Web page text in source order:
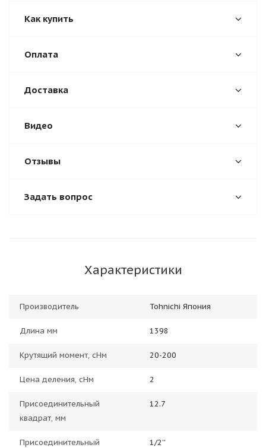
Как купить
Оплата
Доставка
Видео
Отзывы
Задать вопрос
Характеристики
Производитель Tohnichi Япония
Длина мм 1398
Крутящий момент, сНм 20-200
Цена деления, сНм 2
Присоединительный
квадрат, мм
12.7
Присоединительный
1/2''